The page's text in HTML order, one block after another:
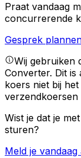
Praat vandaag
concurrerende
Gesprek
Wij gebruiken
Converter. Dit
koers niet bij
verzendkoersen
Wist je dat je
sturen?
Meld je vandaag